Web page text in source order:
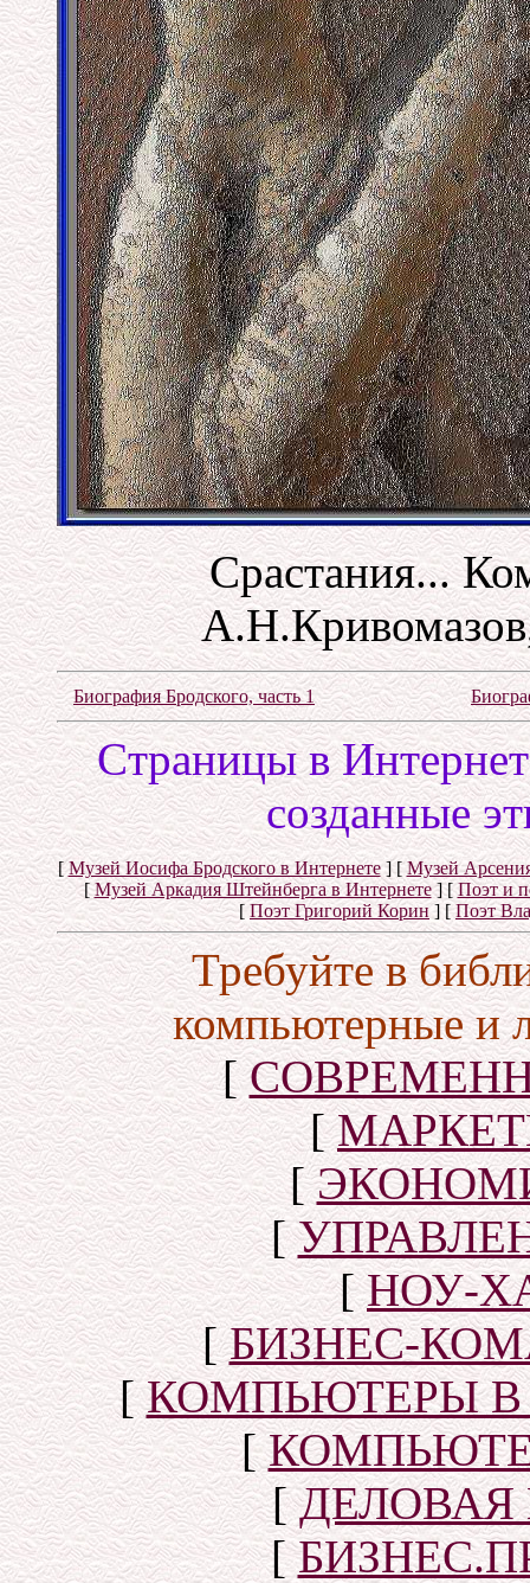
Срастания...
Биография Бродского, часть 1
Cтраницы в
созданные
[Музей Иосифа Бродского в Интернете] [Музей
[Музей Аркадия Штейнберга в Интернете] [Поэт и
[ Поэт Григорий Корин ] [Поэт
Требуйте в
компьютерные и
[
[
[
[
[НОУ-
[БИЗНЕС-
[КОМПЬЮТЕРЫ В
[
[
[